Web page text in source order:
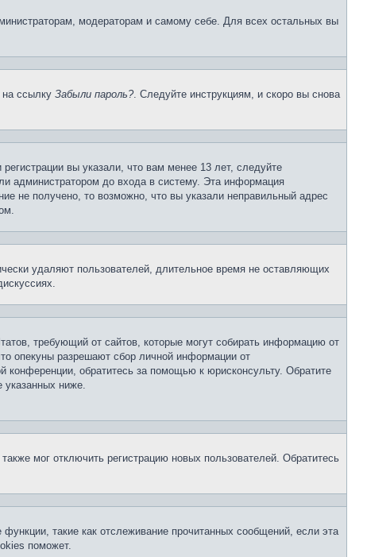
модераторам и самому себе. Для всех остальных вы
на ссылку Забыли пароль?. Следуйте инструкциям, и скоро вы снова
вы указали, что вам менее 13 лет, следуйте
администратором до входа в систему. Эта информация
не получено, то возможно, что вы указали неправильный адрес
удаляют пользователей, длительное время не оставляющих
требующий от сайтов, которые могут собирать информацию от
опекуны разрешают сбор личной информации от
обратитесь за помощью к юрисконсульту. Обратите
указанных ниже.
мог отключить регистрацию новых пользователей. Обратитесь
такие как отслеживание прочитанных сообщений, если эта
поможет.